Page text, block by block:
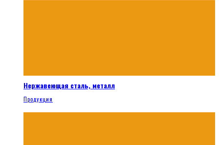
Нержавеющая сталь, металл
Продукция